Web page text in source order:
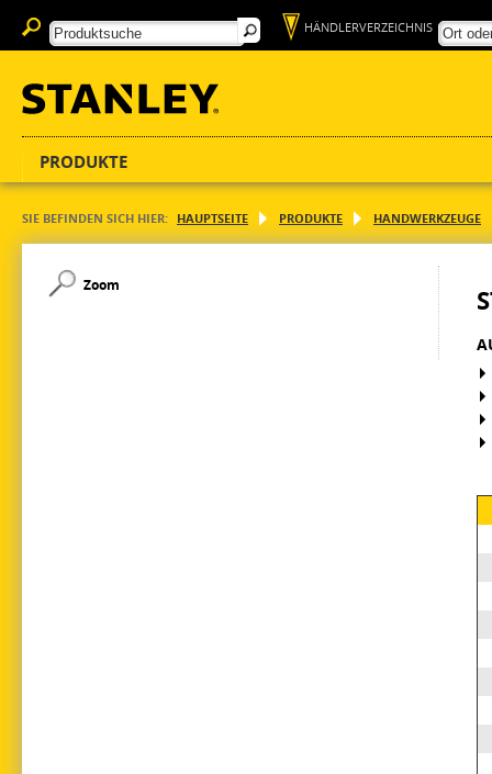
HÄNDLERVERZEICHNIS
PRODUKTE
SIE BEFINDEN SICH HIER: HAUPTSEITE PRODUKTE HANDWERKZEUGE
Zoom